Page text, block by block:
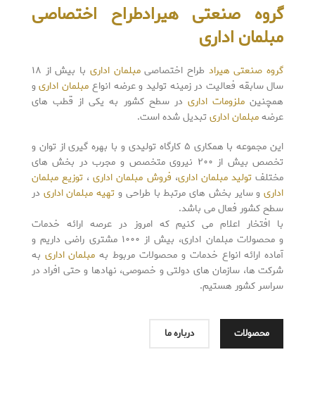
گروه صنعتی هیرادطراح اختصاصی
مبلمان اداری
گروه صنعتی هیراد طراح اختصاصیمبلمان اداری
با بیش از ۱۸
سال سابقه فعالیت در زمینه تولید و عرضه انواع مبلمان اداریو
همچنین ملزومات اداری در سطح کشور به یکی از قطب های
عرضهمبلمان اداریتبدیل شده است.
این مجموعه با همکاری ۵ کارگاه تولیدی و با بهره گیری از توان و
تخصص بیش از ۲۰۰ نیروی متخصص و مجرب در بخش های
مختلف تولید مبلمان اداری، فروش مبلمان اداری،توزیع مبلمان
اداریو سایر بخش های مرتبط با طراحیو تهیه مبلمان اداری در
سطح کشور فعال می باشد.
با افتخار اعلام می کنیم که امروز در عرصه ارائه خدمات
و محصولات مبلمان اداری، بیش از ۱۰۰۰ مشتری راضی داریم و
آماده ارائه انواع خدمات و محصولات مربوط به مبلمان اداری به
شرکت ها، سازمان های دولتی و خصوصی، نهادها و حتی افراد در
سراسر کشور هستیم.
محصولات درباره ما